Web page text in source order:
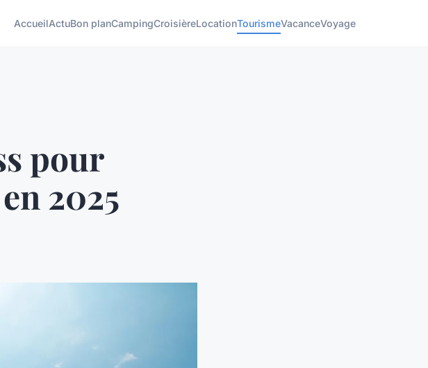
AccueilActuBon planCampingCroisièreLocationTourismeVacanceVoyage
pour
2025